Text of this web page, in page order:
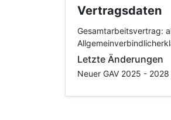
Vertragsdaten
Gesamtarbeitsvertrag:
Letzte Änderungen
Neuer GAV 2025 -